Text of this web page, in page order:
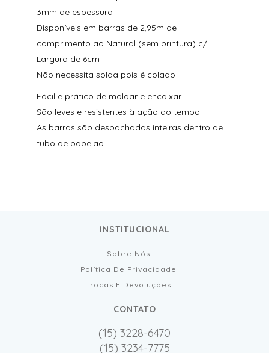
3mm de espessura
Disponíveis em barras de 2,95m de
comprimento ao Natural (sem printura) c/
Largura de 6cm
Não necessita solda pois é colado
Fácil e prático de moldar e encaixar
São leves e resistentes à ação do tempo
As barras são despachadas inteiras dentro de
tubo de papelão
INSTITUCIONAL
Sobre Nós
Política De Privacidade
Trocas E Devoluções
CONTATO
(15) 3228-6470
(15) 3234-7775